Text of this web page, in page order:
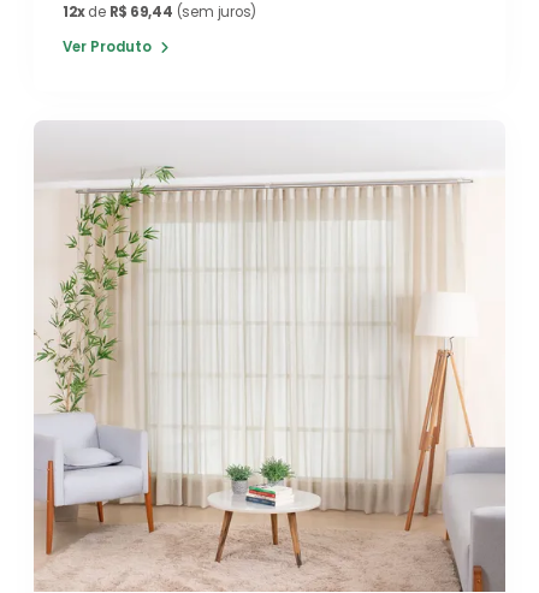
12xde R$ 69,44 (sem juros)
Ver Produto